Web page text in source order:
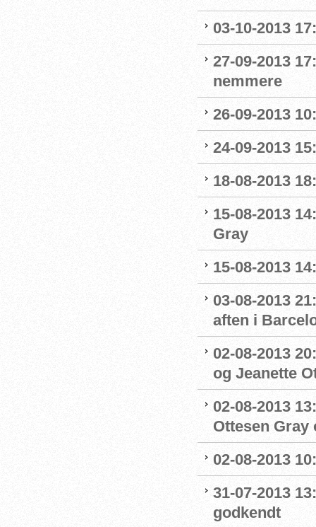
03-10-2013
27-09-2013
nemmere
26-09-2013
24-09-2013
18-08-2013
15-08-2013
Gray
15-08-2013
03-08-2013
aften i
02-08-2013
og Jeanette
02-08-2013
Ottesen Gray
02-08-2013
31-07-2013
godkendt